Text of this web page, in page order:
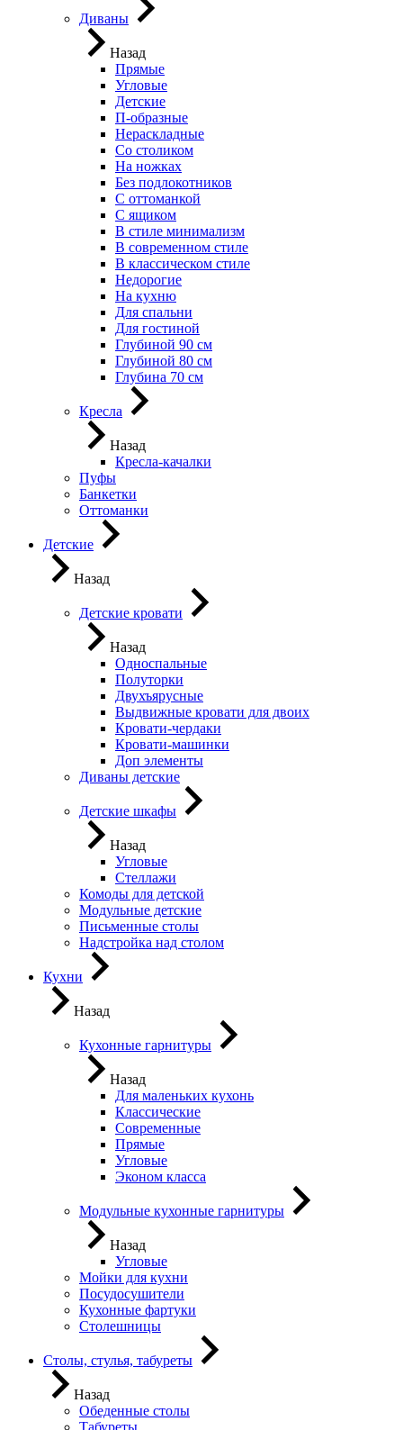
Диваны
Назад
Прямые
Угловые
Детские
П-образные
Нераскладные
Со столиком
На ножках
Без подлокотников
С оттоманкой
С ящиком
В стиле минимализм
В современном стиле
В классическом стиле
Недорогие
На кухню
Для спальни
Для гостиной
Глубиной 90 см
Глубиной 80 см
Глубина 70 см
Кресла
Назад
Кресла-качалки
Пуфы
Банкетки
Оттоманки
Детские
Назад
Детские кровати
Назад
Односпальные
Полуторки
Двухъярусные
Выдвижные кровати для двоих
Кровати-чердаки
Кровати-машинки
Доп элементы
Диваны детские
Детские шкафы
Назад
Угловые
Стеллажи
Комоды для детской
Модульные детские
Письменные столы
Надстройка над столом
Кухни
Назад
Кухонные гарнитуры
Назад
Для маленьких кухонь
Классические
Современные
Прямые
Угловые
Эконом класса
Модульные кухонные гарнитуры
Назад
Угловые
Мойки для кухни
Посудосушители
Кухонные фартуки
Столешницы
Столы, стулья, табуреты
Назад
Обеденные столы
Табуреты